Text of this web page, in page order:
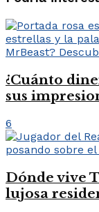
¿Cuánto
sus
6
Dónde vive
lujosa